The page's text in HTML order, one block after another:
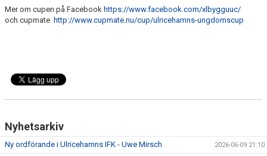
Mer om cupen på Facebook https://www.facebook.com/xlbygguuc/
och cupmate http://www.cupmate.nu/cup/ulricehamns-ungdomscup
Nyhetsarkiv
Ny ordförande i Ulricehamns IFK - Uwe Mirsch 2026-06-09 21:10